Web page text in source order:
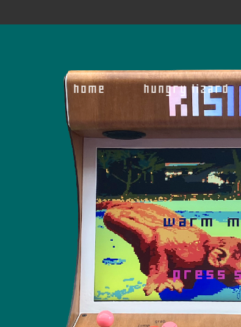
home hungry lizard